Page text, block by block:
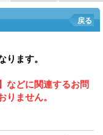
戻る
ります。
などに関連するお問
りません。